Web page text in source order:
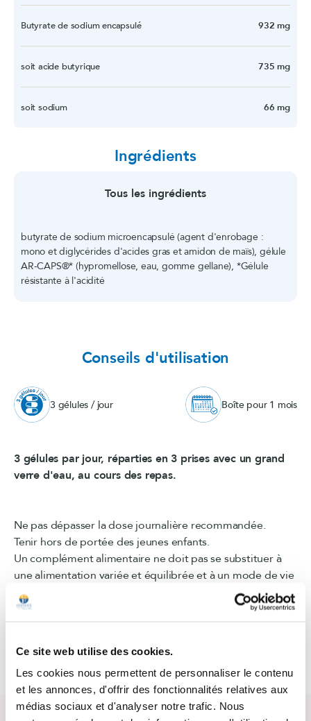
Ce site web utilise des cookies.
Les cookies nous permettent de personnaliser le contenu
et les annonces, d'offrir des fonctionnalités relatives aux
médias sociaux et d'analyser notre trafic. Nous
Butyrate de sodium encapsulé 932 mg
soit acide butyrique 735 mg
soit sodium 66 mg
Ingrédients
Tous les ingrédients
butyrate de sodium microencapsulé (agent d'enrobage :
mono et diglycérides d'acides gras et amidon de maïs), gélule
AR-CAPS®* (hypromellose, eau, gomme gellane), *Gélule
résistante à l'acidité
Conseils d'utilisation
3 gélules / jour Boîte pour 1 mois
3 gélules par jour, réparties en 3 prises avec un grand
verre d'eau, au cours des repas.
Ne pas dépasser la dose journalière recommandée.
Tenir hors de portée des jeunes enfants.
Un complément alimentaire ne doit pas se substituer à
une alimentation variée et équilibrée et à un mode de vie
sain.
Conserver le produit à l'abri de la lumière, de la chaleur et